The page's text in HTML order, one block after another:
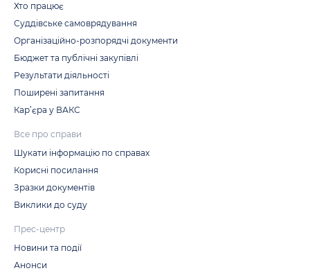
Хто працює
Суддівське самоврядування
Організаційно-розпорядчі документи
Бюджет та публічні закупівлі
Результати діяльності
Поширені запитання
Кар’єра у ВАКС
Все про справи
Шукати інформацію по справах
Корисні посилання
Зразки документів
Виклики до суду
Прес-центр
Новини та події
Анонси